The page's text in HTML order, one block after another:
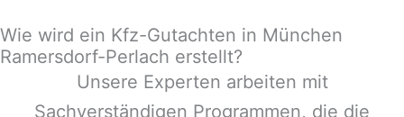
Wie wird ein Kfz-Gutachten in München
Ramersdorf-Perlach erstellt?
Unsere Experten arbeiten mit
Sachverständigen Programmen, die die